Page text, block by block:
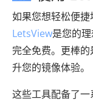
如果您想轻松便捷
LetsView是您的
完全免费。更棒
升您的镜像体验。
这些工具配备了